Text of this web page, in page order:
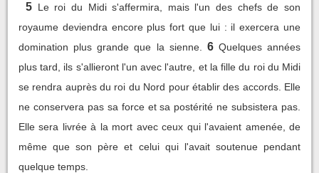
5 Le roi du Midi s'affermira, mais l'un des chefs de son
royaume deviendra encore plus fort que lui : il exercera une
domination plus grande que la sienne.
6 Quelques années
plus tard, ils s'allieront l'un avec l'autre, et la fille du roi du Midi
se rendra auprès du roi du Nord pour établir des accords. Elle
ne conservera pas sa force et sa postérité ne subsistera pas.
Elle sera livrée à la mort avec ceux qui l'avaient amenée, de
même que son père et celui qui l'avait soutenue pendant
quelque temps.